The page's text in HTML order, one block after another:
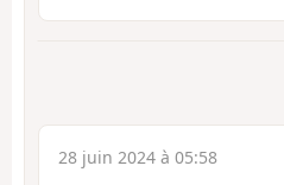
28 juin 2024 à 05:58